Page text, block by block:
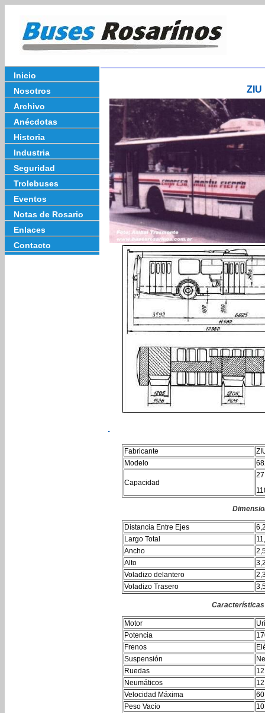
Inicio
Nosotros
Archivo
Anécdotas
Historia
Industria
Seguridad
Trolebuses
Eventos
Notas de Rosario
Enlaces
Contacto
ZIU
.
Fabricante
Modelo
Capacidad
Distancia Entre Ejes
Largo Total
Ancho
Alto
Voladizo delantero
Voladizo Trasero
Motor
Potencia
Frenos
Suspensión
Ruedas
Neumáticos
Velocidad Máxima
Peso Vacío